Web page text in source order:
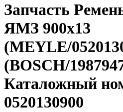
Запчасть
ЯМЗ 900х13
(MEYLE/
(BOSCH/
Каталожный
0520130900